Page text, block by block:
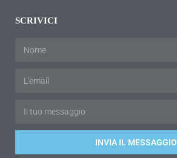
SCRIVICI
INVIA IL MESSAGGIO